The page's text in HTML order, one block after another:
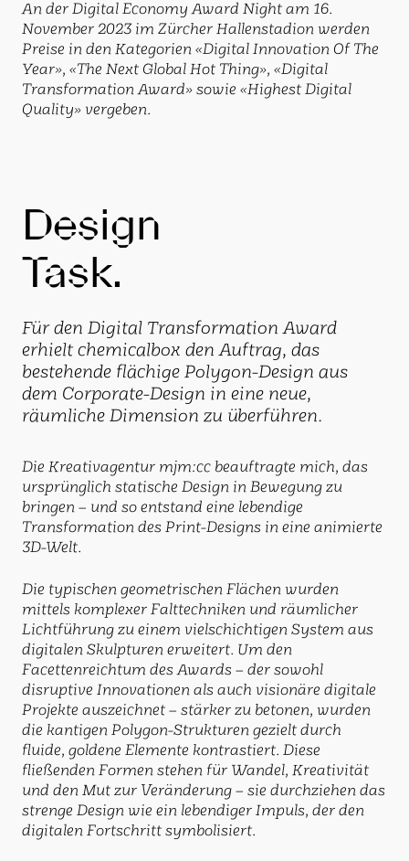
An der Digital Economy Award Night am 16.
November 2023 im Zürcher Hallenstadion werden
Preise in den Kategorien «Digital Innovation Of The
Year», «The Next Global Hot Thing», «Digital
Transformation Award» sowie «Highest Digital
Quality» vergeben.
Design
Task.
Für den Digital Transformation Award
erhielt chemicalbox den Auftrag, das
bestehende flächige Polygon-Design aus
dem Corporate-Design in eine neue,
räumliche Dimension zu überführen.
Die Kreativagentur mjm:cc beauftragte mich, das
ursprünglich statische Design in Bewegung zu
bringen – und so entstand eine lebendige
Transformation des Print-Designs in eine animierte
3D-Welt.
Die typischen geometrischen Flächen wurden
mittels komplexer Falttechniken und räumlicher
Lichtführung zu einem vielschichtigen System aus
digitalen Skulpturen erweitert. Um den
Facettenreichtum des Awards – der sowohl
disruptive Innovationen als auch visionäre digitale
Projekte auszeichnet – stärker zu betonen, wurden
die kantigen Polygon-Strukturen gezielt durch
fluide, goldene Elemente kontrastiert. Diese
fließenden Formen stehen für Wandel, Kreativität
und den Mut zur Veränderung – sie durchziehen das
strenge Design wie ein lebendiger Impuls, der den
digitalen Fortschritt symbolisiert.